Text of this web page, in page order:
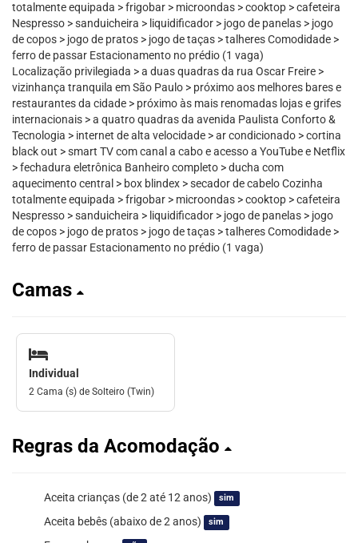
totalmente equipada > frigobar > microondas > cooktop > cafeteira
Nespresso > sanduicheira > liquidificador > jogo de panelas > jogo
de copos > jogo de pratos > jogo de taças > talheres Comodidade >
ferro de passar Estacionamento no prédio (1 vaga)
Localização privilegiada > a duas quadras da rua Oscar Freire >
vizinhança tranquila em São Paulo > próximo aos melhores bares e
restaurantes da cidade > próximo às mais renomadas lojas e grifes
internacionais > a quatro quadras da avenida Paulista Conforto &
Tecnologia > internet de alta velocidade > ar condicionado > cortina
black out > smart TV com canal a cabo e acesso a YouTube e Netflix
> fechadura eletrônica Banheiro completo > ducha com
aquecimento central > box blindex > secador de cabelo Cozinha
totalmente equipada > frigobar > microondas > cooktop > cafeteira
Nespresso > sanduicheira > liquidificador > jogo de panelas > jogo
de copos > jogo de pratos > jogo de taças > talheres Comodidade >
ferro de passar Estacionamento no prédio (1 vaga)
Camas
Individual
2 Cama (s) de Solteiro (Twin)
Regras da Acomodação
Aceita crianças (de 2 até 12 anos) sim
Aceita bebês (abaixo de 2 anos) sim